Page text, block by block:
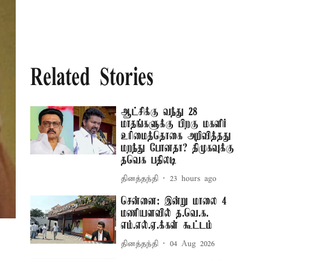
Related Stories
ஆட்சிக்கு வந்து 28
மாதங்களுக்கு பிறகு மகளிர்
உரிமைத்தொகை அறிவித்தது
மறந்து போனதா? திமுகவுக்கு
தவெக பதிலடி
தினத்தந்தி 23 hours ago
சென்னை: இன்று மாலை 4
மணியளவில் த.வெ.க.
எம்.எல்.ஏ.க்கள் கூட்டம்
தினத்தந்தி 04 Aug 2026